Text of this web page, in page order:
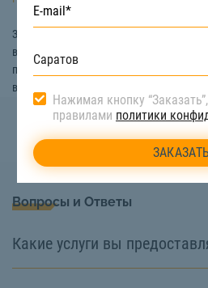
Заказать монтаж-демонтаж
вы можете на сайте «СтройТакси». Наши
проконсультировать вас,
возникшие вопросы. Звоните:
Вопросы и Ответы
Какие услуги вы
Нажимая кнопку
правилами политики